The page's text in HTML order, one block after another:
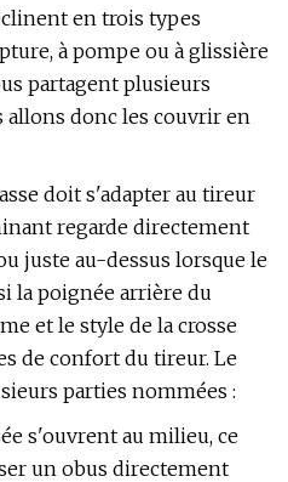
en trois types
à pompe ou à glissière
partagent plusieurs
donc les couvrir en
doit s'adapter au tireur
regarde directement
juste au-dessus lorsque le
la poignée arrière du
et le style de la crosse
de confort du tireur. Le
parties nommées :
s'ouvrent au milieu, ce
un obus directement